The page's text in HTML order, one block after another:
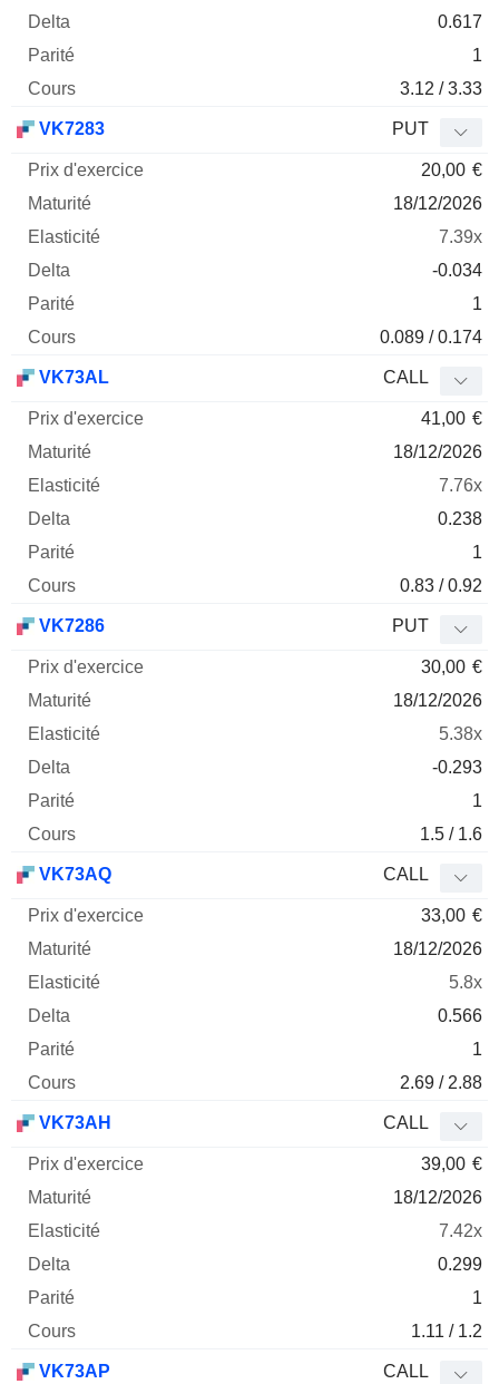
0.617
1
3.12 / 3.33
VK7283 PUT
20,00 €
18/12/2026
7.39x
-0.034
1
0.089 / 0.174
VK73AL CALL
41,00 €
18/12/2026
7.76x
0.238
1
0.83 / 0.92
VK7286 PUT
30,00 €
18/12/2026
5.38x
-0.293
1
1.5 / 1.6
VK73AQ CALL
33,00 €
18/12/2026
5.8x
0.566
1
2.69 / 2.88
VK73AH CALL
39,00 €
18/12/2026
7.42x
0.299
1
1.11 / 1.2
VK73AP CALL